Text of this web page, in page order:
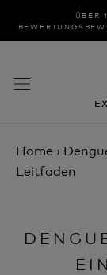
Inhalt
ÜBER
Home ›
Leitfaden